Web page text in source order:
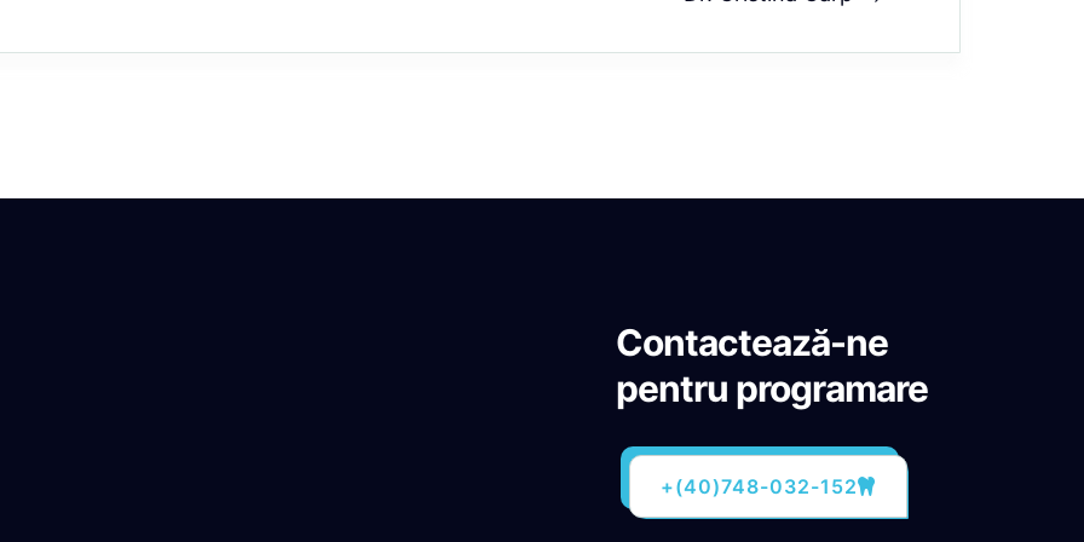
Contactează-ne
pentru programare
+(40)748-032-152